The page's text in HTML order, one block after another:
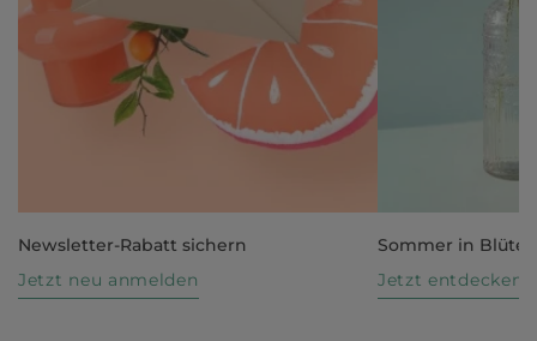
Newsletter-Rabatt sichern
Jetzt neu anmelden
Sommer in Blüte
Jetzt entdecken